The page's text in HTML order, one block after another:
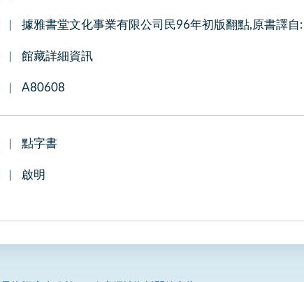
據雅書堂文化事業有限公司民96年初版翻點,原書譯自:
館藏詳細資訊
A80608
點字書
啟明